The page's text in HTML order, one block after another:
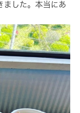
ました。本当にあ